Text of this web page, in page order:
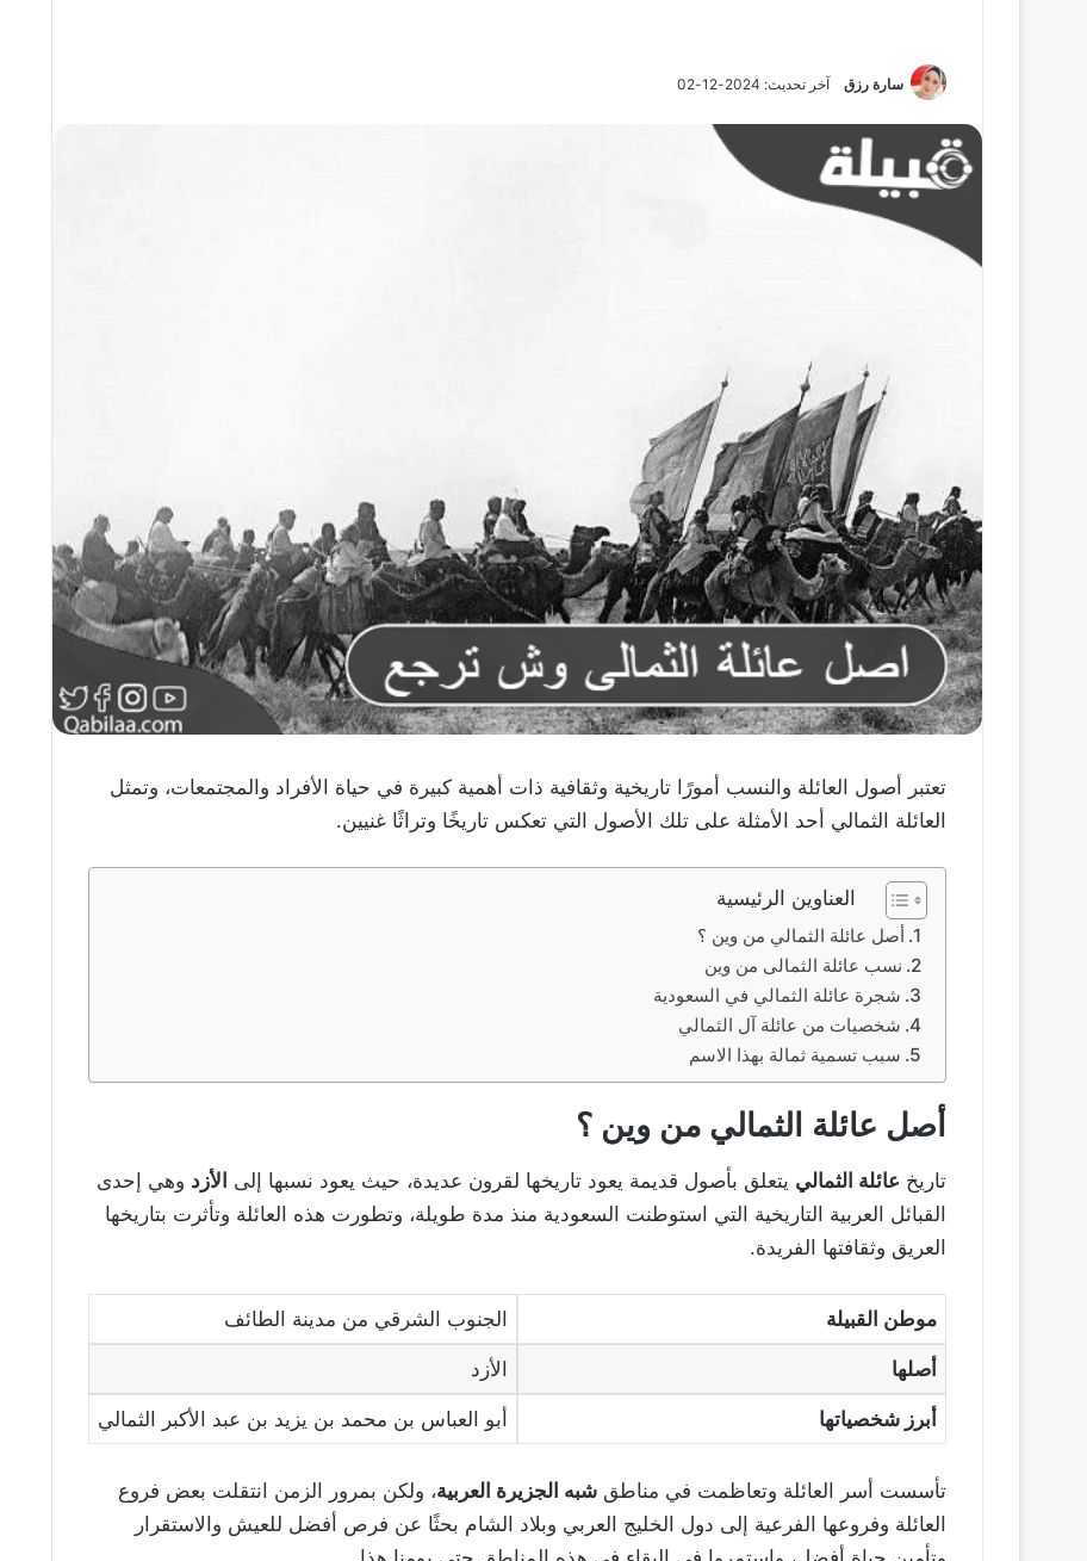
سارة رزق آخر تحديث: 2024-12-02
تعتبر أصول العائلة والنسب أمورًا تاريخية وثقافية ذات أهمية كبيرة في حياة الأفراد والمجتمعات، وتمثل
العائلة الثمالي أحد الأمثلة على تلك الأصول التي تعكس تاريخًا وتراثًا غنيين.
العناوين الرئيسية
أصل عائلة الثمالي من وين ؟
نسب عائلة الثمالى من وين
شجرة عائلة الثمالي في السعودية
شخصيات من عائلة آل الثمالي
سبب تسمية ثمالة بهذا الاسم
أصل عائلة الثمالي من وين ؟
تاريخ عائلة الثمالي يتعلق بأصول قديمة يعود تاريخها لقرون عديدة، حيث يعود نسبها إلى الأزد وهي إحدى
القبائل العربية التاريخية التي استوطنت السعودية منذ مدة طويلة، وتطورت هذه العائلة وتأثرت بتاريخها
العريق وثقافتها الفريدة.
موطن القبيلة الجنوب الشرقي من مدينة الطائف
أصلها الأزد
أبرز شخصياتها أبو العباس بن محمد بن يزيد بن عبد الأكبر الثمالي
تأسست أسر العائلة وتعاظمت في مناطق شبه الجزيرة العربية، ولكن بمرور الزمن انتقلت بعض فروع
العائلة وفروعها الفرعية إلى دول الخليج العربي وبلاد الشام بحثًا عن فرص أفضل للعيش والاستقرار